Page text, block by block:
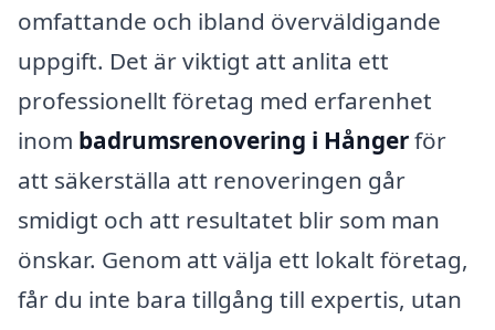
omfattande och ibland överväldigande
uppgift. Det är viktigt att anlita ett
professionellt företag med erfarenhet
inom badrumsrenovering i Hångerför
att säkerställa att renoveringen går
smidigt och att resultatet blir som man
önskar. Genom att välja ett lokalt företag,
får du inte bara tillgång till expertis, utan